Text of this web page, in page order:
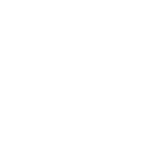
Voor zeer intensief of
moet je afwegen of
(33/10 min) voldoende
onderhoud?